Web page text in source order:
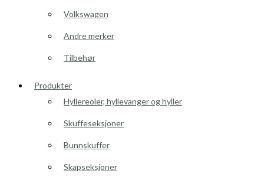
Volkswagen
Andre merker
Tilbehør
Produkter
Hyllereoler, hyllevanger og hyller
Skuffeseksjoner
Bunnskuffer
Skapseksjoner